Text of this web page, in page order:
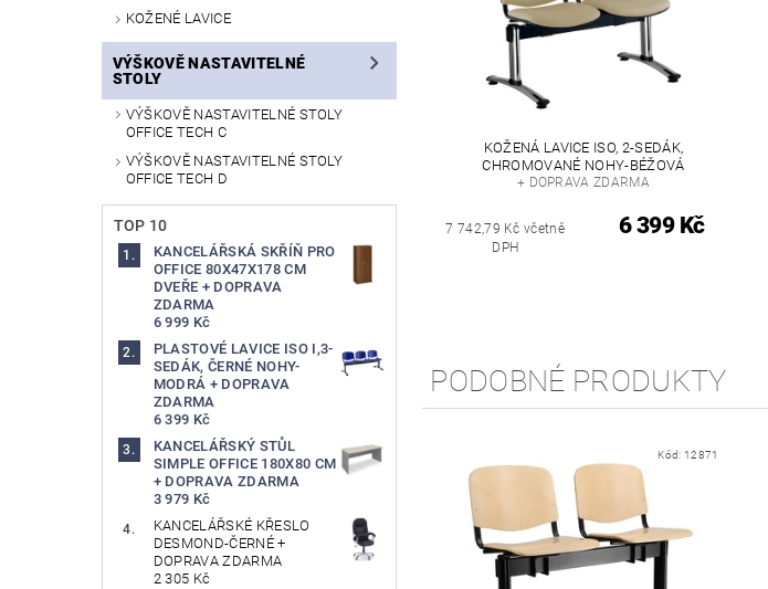
KOŽENÉ LAVICE
VÝŠKOVĚ NASTAVITELNÉ
STOLY
VÝŠKOVĚ NASTAVITELNÉ STOLY
OFFICE TECH C
VÝŠKOVĚ NASTAVITELNÉ STOLY
OFFICE TECH D
TOP 10
KANCELÁŘSKÁ SKŘÍŇ PRO
OFFICE 80X47X178 CM
DVEŘE + DOPRAVA
ZDARMA
6 999 Kč
PLASTOVÉ LAVICE ISO I,3-
SEDÁK, ČERNÉ NOHY-
MODRÁ + DOPRAVA
ZDARMA
6 399 Kč
KANCELÁŘSKÝ STŮL
SIMPLE OFFICE 180X80 CM
+ DOPRAVA ZDARMA
3 979 Kč
KANCELÁŘSKÉ KŘESLO
DESMOND-ČERNÉ +
DOPRAVA ZDARMA
2 305 Kč
KOŽENÁ LAVICE ISO, 2-SEDÁK,
CHROMOVANÉ NOHY-BÉŽOVÁ
+ DOPRAVA ZDARMA
7 742,79 Kč včetně
DPH
6 399 Kč
PODOBNÉ PRODUKTY
Kód: 12871